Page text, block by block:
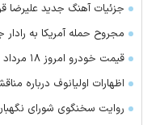
جزئیات آهنگ جدید علیرضا
مجروح حمله آمریکا به
قیمت خودرو امروز ۱۸ مرداد ۱۴۰۵
اظهارات اولیانوف درباره
روایت سخنگوی شورای